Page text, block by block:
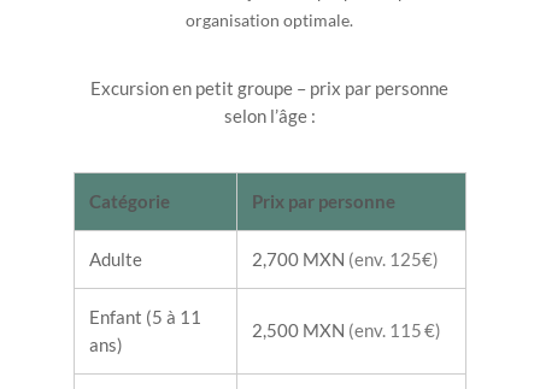
organisation optimale.
Excursion en petit groupe – prix par personne
selon l’âge :
Catégorie Prix par personne
Adulte 2,700 MXN (env. 125€)
Enfant (5 à 11
ans)
2,500 MXN (env. 115 €)